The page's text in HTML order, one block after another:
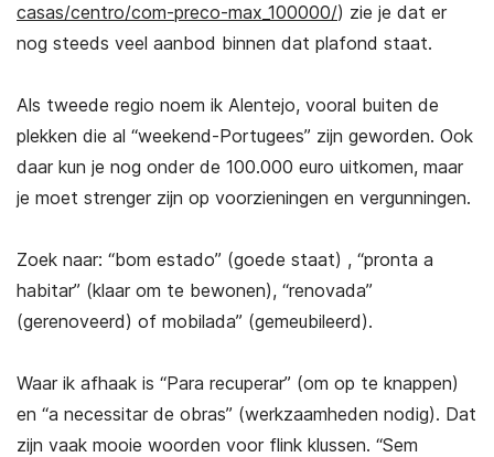
casas/centro/com-preco-max_100000/) zie je dat er
nog steeds veel aanbod binnen dat plafond staat.
Als tweede regio noem ik Alentejo, vooral buiten de
plekken die al “weekend-Portugees” zijn geworden. Ook
daar kun je nog onder de 100.000 euro uitkomen, maar
je moet strenger zijn op voorzieningen en vergunningen.
Zoek naar: “bom estado” (goede staat) , “pronta a
habitar” (klaar om te bewonen), “renovada”
(gerenoveerd) of mobilada” (gemeubileerd).
Waar ik afhaak is “Para recuperar” (om op te knappen)
en “a necessitar de obras” (werkzaamheden nodig). Dat
zijn vaak mooie woorden voor flink klussen. “Sem